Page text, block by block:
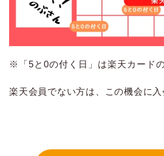
※「5と0の付く日」は楽天カード
楽天会員でない方は、この機会に入